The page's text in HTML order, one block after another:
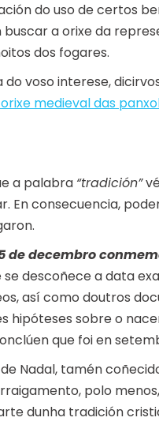
do uso de certos
a orixe da
dos fogares.
voso interese,
orixe medieval das
a palabra “tradición”
En consecuencia,
de decembro
se descoñece a data
así como doutros
hipóteses sobre o
que foi en
Nadal, tamén
polo
dunha tradición